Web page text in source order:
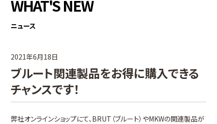
WHAT'S NEW
ニュース
2021年6月18日
ブルート関連製品をお得に購入できる
チャンスです！
弊社オンラインショップにて、BRUT（ブルート）やMKWの関連製品が